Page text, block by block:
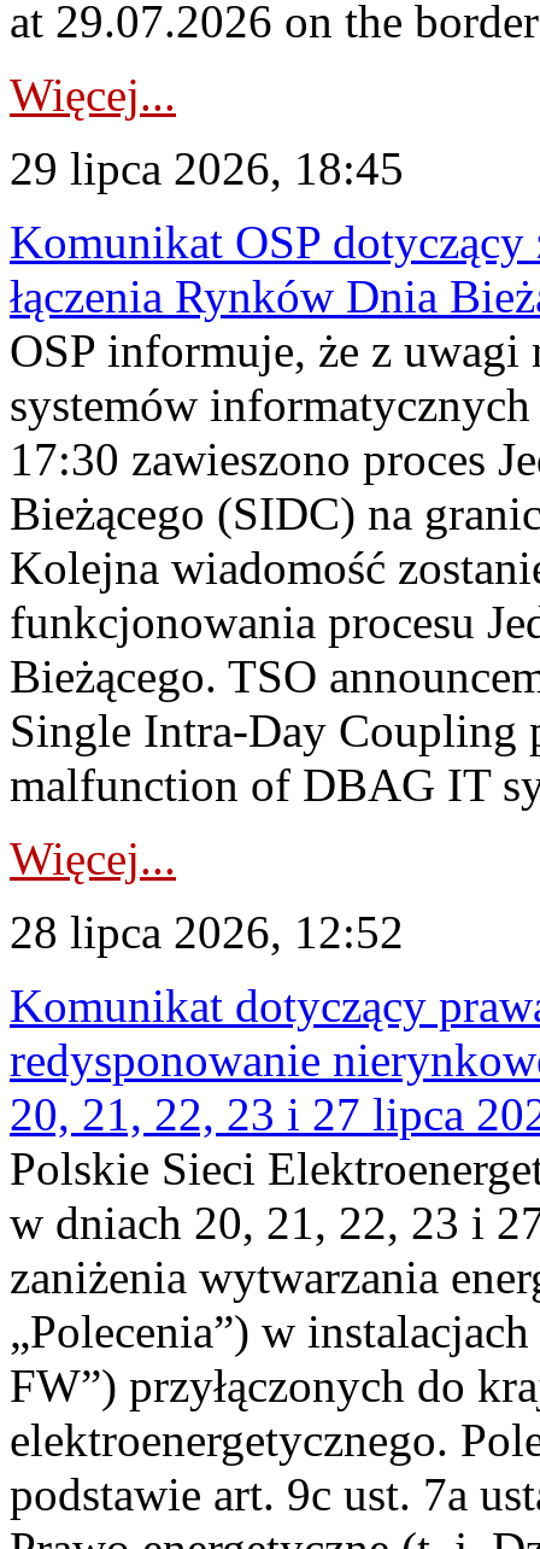
at 29.07.2026 on the
Więcej...
29 lipca 2026, 18:45
Komunikat OSP dotyczący
łączenia Rynków Dnia
OSP informuje, że z uwagi
systemów
17:30 zawieszono proces
Bieżącego (SIDC) na
Kolejna wiadomość
funkcjonowania procesu
Bieżącego. TSO
Single Intra-Day Coupling
malfunction of DBAG IT
Więcej...
28 lipca 2026, 12:52
Komunikat dotyczący
redysponowanie
20, 21, 22, 23 i 27 lipca
Polskie Sieci
w dniach 20, 21, 22, 23 i
zaniżenia wytwarzania
„Polecenia”) w
FW”) przyłączonych do
elektroenergetycznego.
podstawie art. 9c ust. 7a